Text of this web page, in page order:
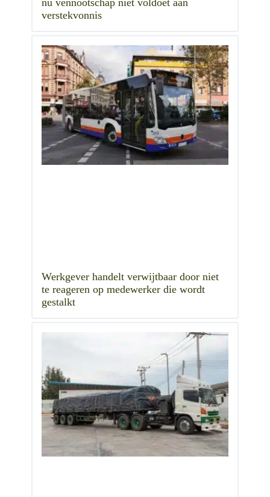
verstekvonnis
Werkgever handelt verwijtbaar door niet
te reageren op medewerker die wordt
gestalkt